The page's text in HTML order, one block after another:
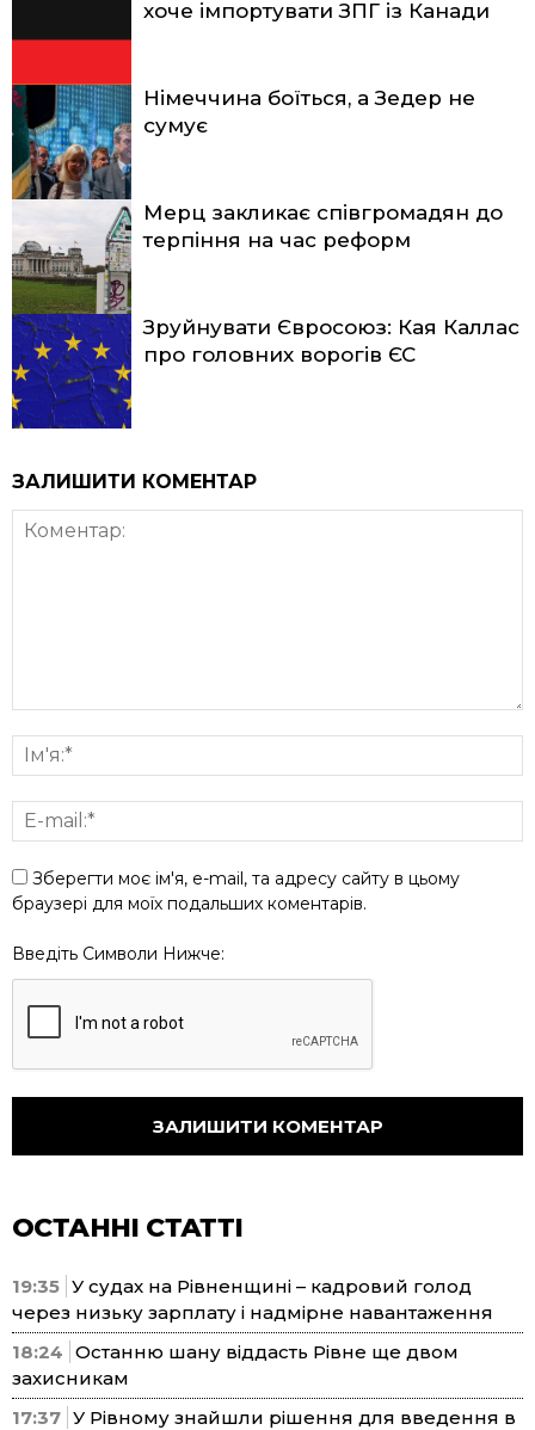
хоче імпортувати ЗПГ із Канади
Німеччина боїться, а Зедер не
сумує
Мерц закликає співгромадян до
терпіння на час реформ
Зруйнувати Євросоюз: Кая Каллас
про головних ворогів ЄС
ЗАЛИШИТИ КОМЕНТАР
Зберегти моє ім'я, e-mail, та адресу сайту в цьому
браузері для моїх подальших коментарів.
Введіть Символи Нижче:
ОСТАННІ СТАТТІ
19:35 У судах на Рівненщині – кадровий голод
через низьку зарплату і надмірне навантаження
18:24 Останню шану віддасть Рівне ще двом
захисникам
17:37 У Рівному знайшли рішення для введення в